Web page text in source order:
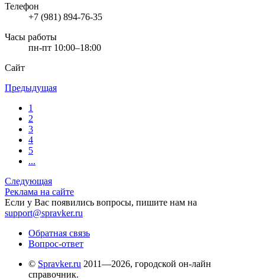
Телефон
+7 (981) 894-76-35
Часы работы
пн-пт 10:00–18:00
Сайт
Предыдущая
1
2
3
4
5
...
Следующая
Реклама на сайте
Если у Вас появились вопросы, пишите нам на
support@spravker.ru
Обратная связь
Вопрос-ответ
© Spravker.ru 2011—2026, городской он-лайн
справочник.